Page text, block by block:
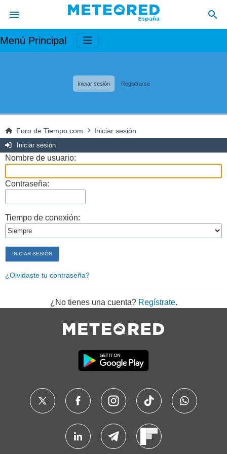
Menú Principal
Iniciar sesión Registrarse
Foro de Tiempo.com Iniciar sesión
Iniciar sesión
Nombre de usuario:
Contraseña:
Tiempo de conexión:
¿Olvidaste tu contraseña?
¿No tienes una cuenta? Regístrate.